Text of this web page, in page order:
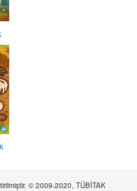
© 2009-2020, TÜBİTAK